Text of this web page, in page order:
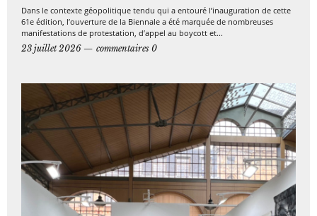
Dans le contexte géopolitique tendu qui a entouré l’inauguration de cette
61e édition, l’ouverture de la Biennale a été marquée de nombreuses
manifestations de protestation, d’appel au boycott et...
23 juillet 2026
commentaires 0